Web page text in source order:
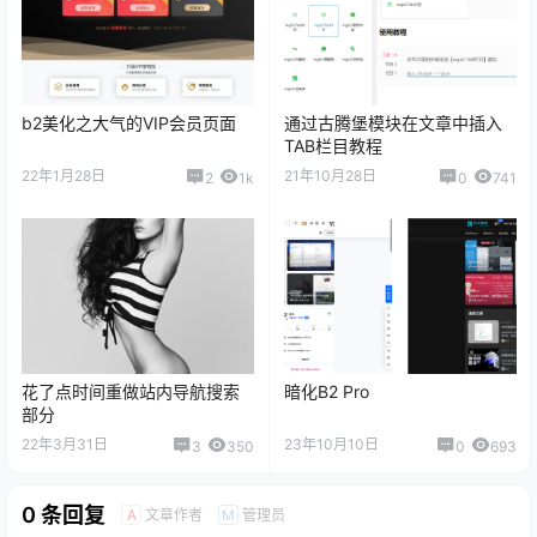
b2美化之大气的VIP会员页面
22年1月28日 2 1k
通过古腾堡模块在文章中插入
TAB栏目教程
21年10月28日 0 741
花了点时间重做站内导航搜索
部分
22年3月31日 3 350
暗化B2 Pro
23年10月10日 0 693
0 条回复 A 文章作者 M 管理员